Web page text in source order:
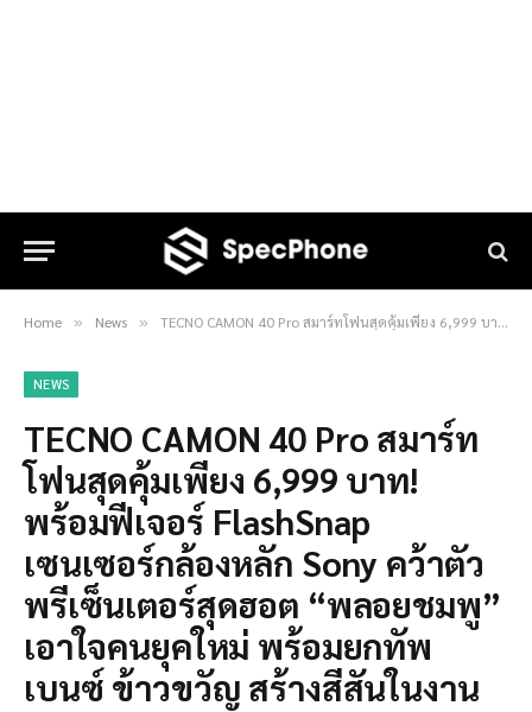
Home » News » TECNO CAMON 40 Pro สมาร์ทโฟนสุดคุ้มเพียง 6,999 บาท! พร้อมฟีเจอร์ FlashSnap เซนเซอร์กล้องหลัก Sony คว้าตัวพรีเซ็นเตอร์สุดฮอต “พลอยชมพู” เอาใจคนยุคใหม่ พร้อมยกทัพ เบนซ์ ข้าวขวัญ สร้างสีสันในงาน
NEWS
TECNO CAMON 40 Pro สมาร์ท
โฟนสุดคุ้มเพียง 6,999 บาท!
พร้อมฟีเจอร์ FlashSnap
เซนเซอร์กล้องหลัก Sony คว้าตัว
พรีเซ็นเตอร์สุดฮอต “พลอยชมพู”
เอาใจคนยุคใหม่ พร้อมยกทัพ
เบนซ์ ข้าวขวัญ สร้างสีสันในงาน